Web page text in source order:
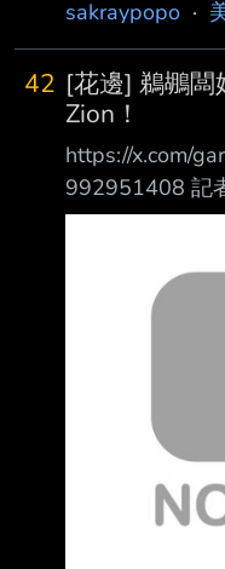
sakraypopo ·
42 [花邊] 鵜鶘闆
Zion！
https://x.com/
992951408 記
Gayle Benson
Jamahl 能扭轉
著 Joe
時，她說： 「
的， 我們在他
更成熟了， 有